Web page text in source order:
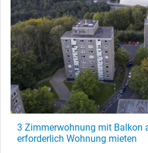
3 Zimmerwohnung mit Balkon
erforderlich Wohnung mieten